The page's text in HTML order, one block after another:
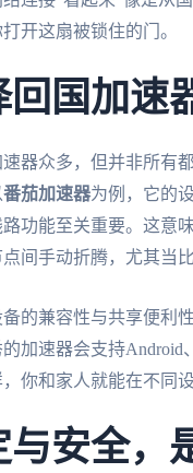
开这扇被锁住的门。
回国加速
器众多，但并非所有
番茄加速器为例，它的
功能至关重要。这意
间手动折腾，尤其当
的兼容性与共享便利
加速器会支持Android
你和家人就能在不同
与安全，